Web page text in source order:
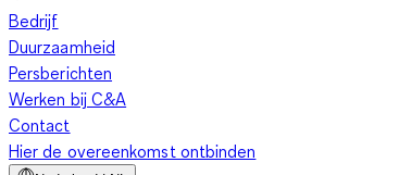
Bedrijf
Duurzaamheid
Persberichten
Werken bij C&A
Contact
Hier de overeenkomst ontbinden